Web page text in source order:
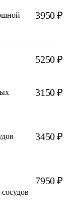
3950 ₽
5250 ₽
3150 ₽
3450 ₽
7950 ₽